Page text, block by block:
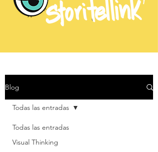
Blog
Todas las entradas
Visual Thinking
Todas las entradas